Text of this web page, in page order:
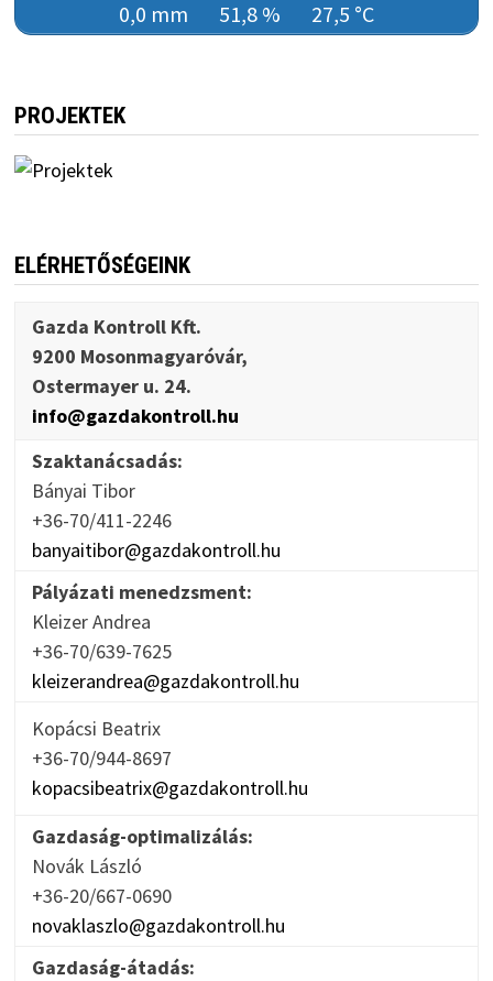
0,0 mm
51,8 % 27,5 °C
PROJEKTEK
ELÉRHETŐSÉGEINK
Gazda Kontroll Kft.
9200 Mosonmagyaróvár,
Ostermayer u. 24.
info@gazdakontroll.hu
Szaktanácsadás:
Bányai Tibor
+36-70/411-2246
banyaitibor@gazdakontroll.hu
Pályázati menedzsment:
Kleizer Andrea
+36-70/639-7625
kleizerandrea@gazdakontroll.hu
Kopácsi Beatrix
+36-70/944-8697
kopacsibeatrix@gazdakontroll.hu
Gazdaság-optimalizálás:
Novák László
+36-20/667-0690
novaklaszlo@gazdakontroll.hu
Gazdaság-átadás: